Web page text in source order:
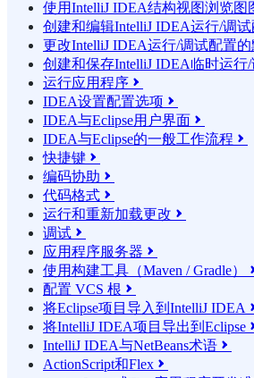
使用IntelliJ IDEA结构视图浏览图
创建和编辑IntelliJ IDEA运行/调试
更改IntelliJ IDEA运行/调试配置
创建和保存IntelliJ IDEA临时运行
运行应用程序 
IDEA设置配置选项 
IDEA与Eclipse用户界面 
IDEA与Eclipse的一般工作流程 
快捷键 
编码协助 
代码格式 
运行和重新加载更改 
调试 
应用程序服务器 
使用构建工具（Maven / Gradle）
配置 VCS 根 
将Eclipse项目导入到IntelliJ IDEA
将IntelliJ IDEA项目导出到Eclipse
IntelliJ IDEA与NetBeans术语 
ActionScript和Flex 